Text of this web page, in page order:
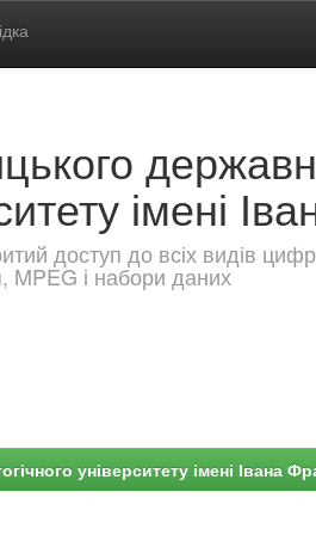
імені
доступ до всіх видів
MPEG і набори даних
університету імені Івана